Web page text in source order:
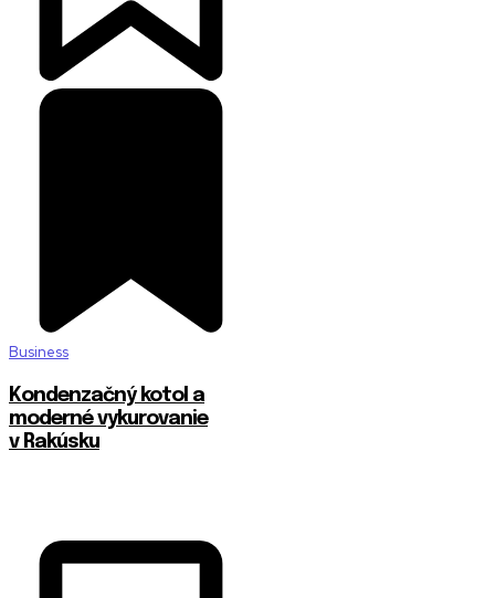
Business
Kondenzačný kotol a
moderné vykurovanie
v Rakúsku